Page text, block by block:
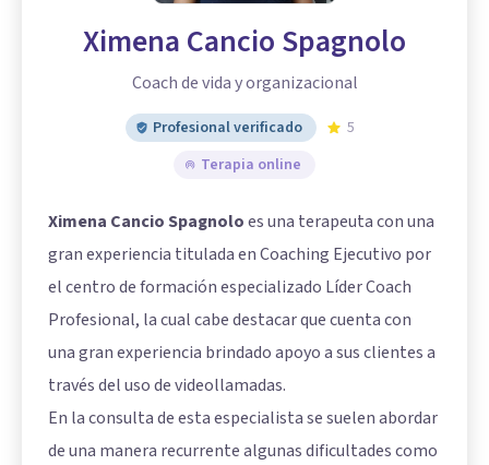
Ximena Cancio Spagnolo
Coach de vida y organizacional
Profesional verificado
5
Terapia online
Ximena Cancio Spagnoloes una terapeuta con una
gran experiencia titulada en Coaching Ejecutivo por
el centro de formación especializado Líder Coach
Profesional, la cual cabe destacar que cuenta con
una gran experiencia brindado apoyo a sus clientes a
través del uso de videollamadas.
En la consulta de esta especialista se suelen abordar
de una manera recurrente algunas dificultades como